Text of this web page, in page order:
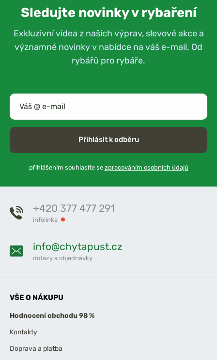
Sledujte novinky v rybaření
Exkluzivní videa z našich výprav, slevové akce a
významné novinky v nabídce na váš e-mail. Od
rybářů pro rybáře.
Přihlásit k odběru
přihlášením souhlasíte se zpracováním osobních údajů
+420 377 477 291
infolinka
info@chytapust.cz
dotazy a objednávky
VŠE O NÁKUPU
Hodnocení obchodu 98 %
Kontakty
Doprava a platba